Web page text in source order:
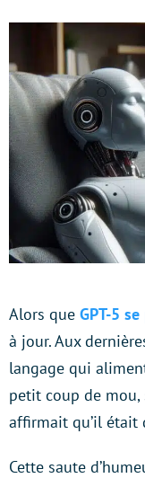
Alors que GPT-5
à jour. Aux
langage qui
petit coup de mou,
affirmait qu’il était
Cette saute